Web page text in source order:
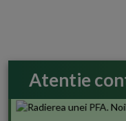
Atentie